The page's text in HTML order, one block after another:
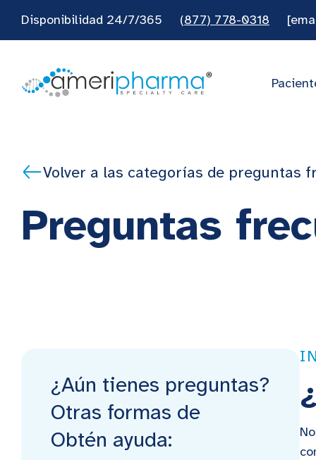
Disponibilidad 24/7/365 (877) 778-0318
Volver a las categorías de preguntas
Preguntas
¿Aún tienes preguntas?
Otras formas de
Obtén ayuda: